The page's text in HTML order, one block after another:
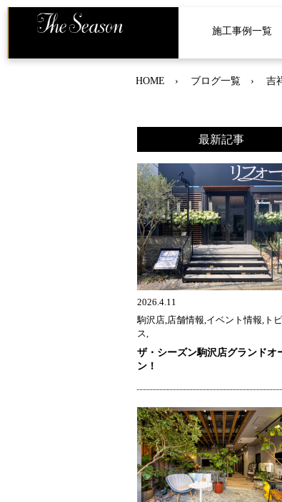
施工事例一覧
HOME ブログ一覧 吉
最新記事
2026.4.11
駒沢店,店舗情報,イベント情報,ト
ス,
ザ・シーズン駒沢店グランドオ
ン！